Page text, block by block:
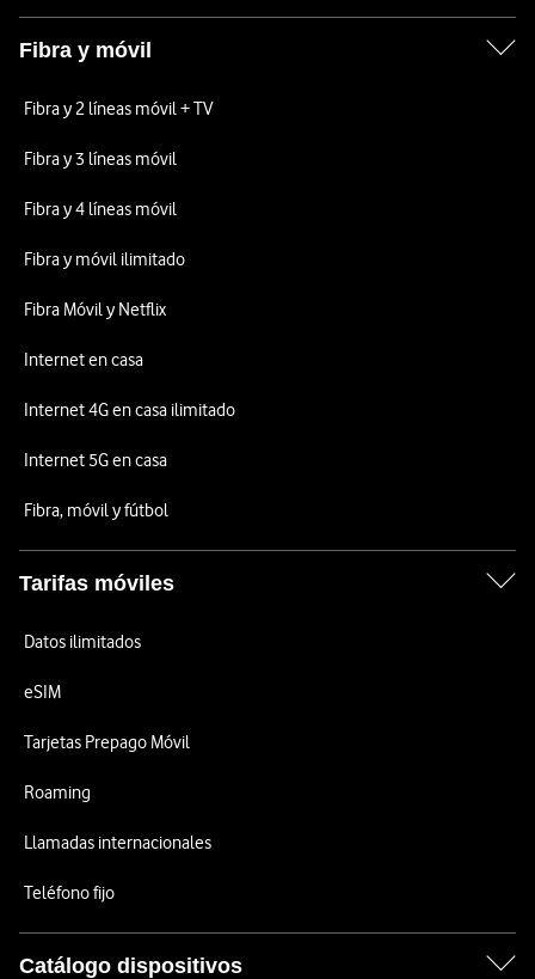
Fibra y móvil
Fibra y 2 líneas móvil + TV
Fibra y 3 líneas móvil
Fibra y 4 líneas móvil
Fibra y móvil ilimitado
Fibra Móvil y Netflix
Internet en casa
Internet 4G en casa ilimitado
Internet 5G en casa
Fibra, móvil y fútbol
Tarifas móviles
Datos ilimitados
eSIM
Tarjetas Prepago Móvil
Roaming
Llamadas internacionales
Teléfono fijo
Catálogo dispositivos